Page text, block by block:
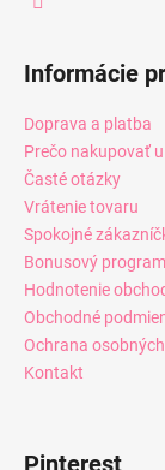
Informácie
Doprava a platba
Prečo nakupovať
Časté otázky
Vrátenie tovaru
Spokojné
Bonusový program
Hodnotenie
Obchodné
Ochrana
Kontakt
Pinterest